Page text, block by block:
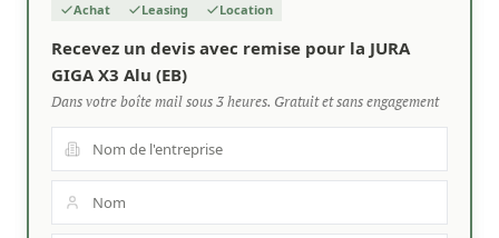
Achat Leasing Location
Recevez un devis avec remise pour la JURA
GIGA X3 Alu (EB)
Dans votre boîte mail sous 3 heures. Gratuit et sans engagement